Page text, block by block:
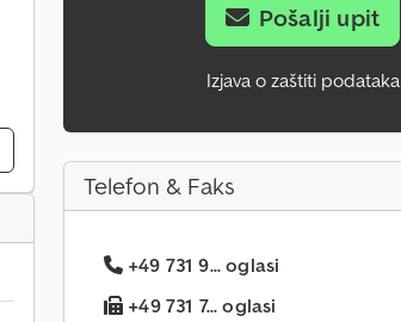
Pošalji upit
Izjava o zaštiti podataka
Telefon & Faks
+49 731 9... oglasi
+49 731 7... oglasi